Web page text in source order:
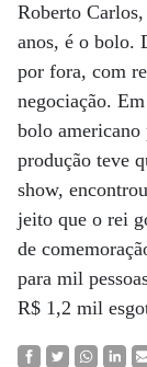
Roberto
anos, é o bolo.
por fora, com
negociação.
bolo americano
produção teve
show,
jeito que o rei
de
para mil
R$ 1,2 mil